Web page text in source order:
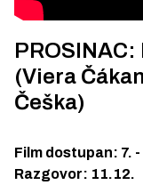
PROSINAC:
(Viera
Češka)
Film dostupan: 7.
Razgovor: 11.12.